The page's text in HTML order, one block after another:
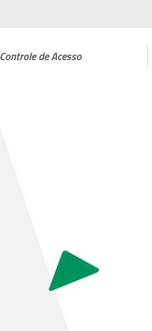
Controle de Acesso